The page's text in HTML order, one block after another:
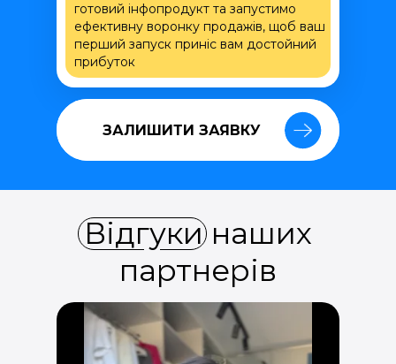
готовий інфопродукт та запустимо
ефективну воронку продажів, щоб ваш
перший запуск приніс вам достойний
прибуток
ЗАЛИШИТИ ЗАЯВКУ
ЗАЛИШИТИ ЗАЯВКУ
Відгуки наших
партнерів